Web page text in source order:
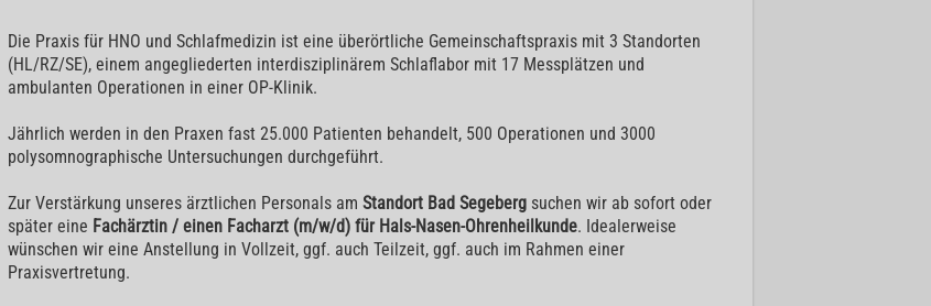
Die Praxis für HNO und Schlafmedizin ist eine überörtliche Gemeinschaftspraxis mit 3 Standorten
(HL/RZ/SE), einem angegliederten interdisziplinärem Schlaflabor mit 17 Messplätzen und
ambulanten Operationen in einer OP-Klinik.
Jährlich werden in den Praxen fast 25.000 Patienten behandelt, 500 Operationen und 3000
polysomnographische Untersuchungen durchgeführt.
Zur Verstärkung unseres ärztlichen Personals am Standort Bad Segeberg suchen wir ab sofort oder
später eine Fachärztin / einen Facharzt (m/w/d) für Hals-Nasen-Ohrenheilkunde. Idealerweise
wünschen wir eine Anstellung in Vollzeit, ggf. auch Teilzeit, ggf. auch im Rahmen einer
Praxisvertretung.